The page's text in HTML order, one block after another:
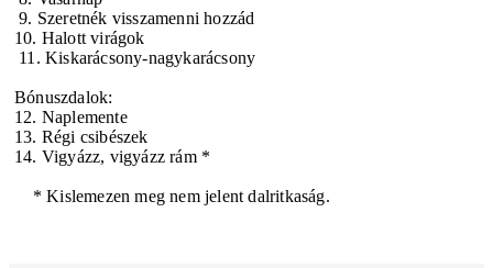
9. Szeretnék visszamenni hozzád
10. Halott virágok
11. Kiskarácsony-nagykarácsony
Bónuszdalok:
12. Naplemente
13. Régi csibészek
14. Vigyázz, vigyázz rám *
* Kislemezen meg nem jelent dalritkaság.